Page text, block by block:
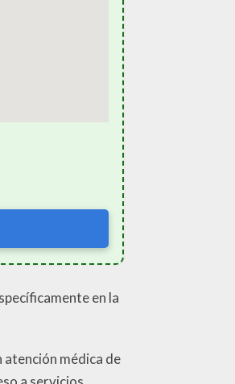
en la
atención médica de